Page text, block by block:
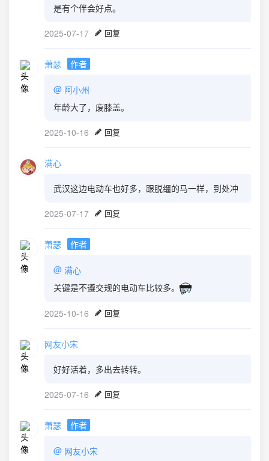
是有个伴会好点。
2025-07-17 回复
萧瑟 作者
@ 阿小州
年龄大了，废膝盖。
2025-10-16 回复
满心
武汉这边电动车也好多，跟脱缰的马一样，到处冲
2025-07-17 回复
萧瑟 作者
@ 满心
关键是不遵交规的电动车比较多。
2025-10-16 回复
网友小宋
好好活着，多出去转转。
2025-07-16 回复
萧瑟 作者
@ 网友小宋